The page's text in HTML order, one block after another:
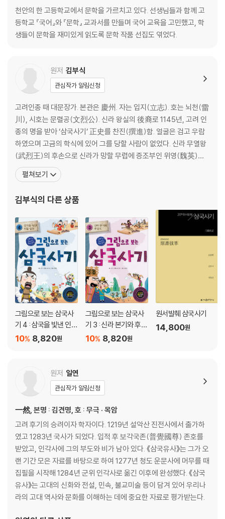
유리왕과 황조가 64
절로 끓는 밥 가마 66
을두지의 뛰어난 지혜 68
말 한 필도 돌려보내지 않은 명림답부 76
나라를 위해 싸운 밀우와 유유 78
포악한 왕을 몰아낸 창조리 81
태자의 말 발자국 84
어리석은 개로왕 86
온달과 평강공주 91
노래로 연을 맺은 서동과 선화공주 96
살수대첩의 을지문덕 100
백제는 둥근달, 신라는 초승달 104
백제 마지막 장군 계백 108
망부석과 정읍사 112
3부 거센 물결을 잠재우는 젓대
가배의 유래와 회소곡 116
연오랑과 세오녀 118
댓잎 군사 120
박제상과 아내 122
약밥의 유래 130
도화녀와 귀신의 아들 비형랑 133
황룡사 구층탑 137
토끼와 거북 이야기 141
조신의 꿈 144
부례랑이 되찾은 만파식적 156
제망매가와 월명리의 전설 163
원성대왕 165
김현과 호녀 168
나라를 지키는 세 용 173
처용랑과 망해사 175
용을 구한 거타지 178
까마귀도 속인 화가 솔거 182
다시 살아난 선율 183
천안의 한 고등학교에서 문학을 가르치고 있다. 선생님들과 함께 고
등학교 『국어』와 『문학』 교과서를 만들며 국어 교육을 고민했고, 학
생들이 문학을 재미있게 읽도록 문학 작품 선집도 엮었다.
원저 김부식
관심작가 알림신청
고려인종 때 대문장가. 본관은 慶州. 자는 입지(立志). 호는 뇌천(雷
川), 시호는 문렬공(文烈公). 신라 왕실의 後裔로 1145년, 고려 인
종의 명을 받아 ‘삼국사기’ 正史를 찬진(撰進)함. 얼굴은 검고 우람
하였으며 고금의 학식에 있어 그를 당할 사람이 없었다. 신라 무열왕
(武烈王)의 후손으로 신라가 망할 무렵에 증조부인 위영(魏英)이
고려태조(太祖)에게 귀의해 경주지방의 행정을 담당하는 주장(州
長)에 임명되었다. 그 뒤 김부식(金富軾) 4형제가 중앙관료로 진출
정난정국공신(輸忠定難靖國功臣)의 호를 받았다. 관직에서
펼쳐보기
김부식의 다른 상품
그림으로 보는 삼국사
기 4 : 삼국을 빛낸 인물
열전 8,820원
10%
그림으로 보는 삼국사
기 3 : 신라 본기와 후삼
국
8,820원
10%
원서발췌 삼국사기
14,800원
원저 일연
관심작가 알림신청
一然, 본명 : 김견명, 호 : 무극 · 목암
고려 후기의 승려이자 학자이다. 1219년 설악산 진전사에서 출가하
였고 1283년 국사가 되었다. 입적 후 보각국존(普覺國尊) 존호를
받았고, 인각사에 그의 부도와 비가 남아 있다. 《삼국유사》는 그가 오
랜 기간 모은 자료를 바탕으로 하여 1277년 청도 운문사에 머무를 때
집필을 시작해 1284년 군위 인각사로 옮긴 이후에 완성했다. 《삼국
유사》는 고대의 신화와 전설, 민속, 불교미술 등이 담겨 있어 우리나
라의 고대 역사와 문화를 이해하는 데에 중요한 자료로 평가받는다.